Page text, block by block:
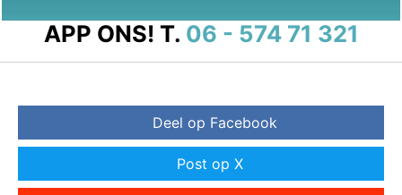
APP ONS! T. 06 - 574 71 321
Deel op Facebook
Post op X